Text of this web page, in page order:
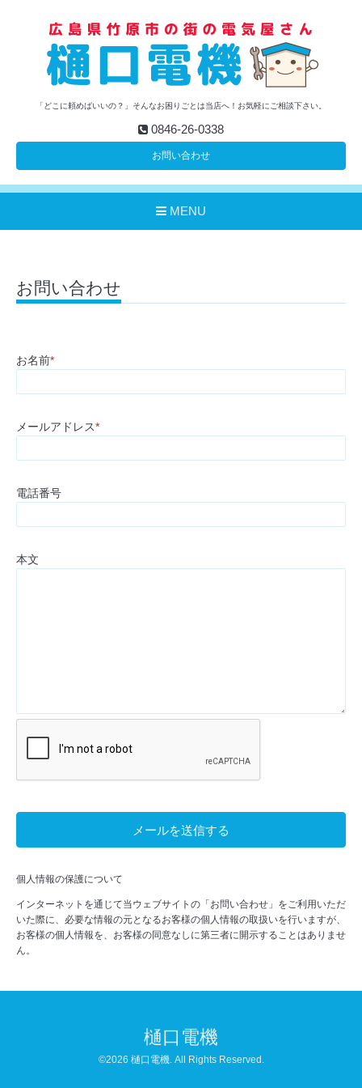
「どこに頼めばいいの？」そんなお困りごとは当店へ！お気軽にご相談下さい。
0846-26-0338
お問い合わせ
MENU
お問い合わせ
お名前*
メールアドレス*
電話番号
本文
個人情報の保護について
インターネットを通じて当ウェブサイトの「お問い合わせ」をご利用いただ
いた際に、必要な情報の元となるお客様の個人情報の取扱いを行いますが、
お客様の個人情報を、お客様の同意なしに第三者に開示することはありませ
ん。
樋口電機
©2026 樋口電機. All Rights Reserved.